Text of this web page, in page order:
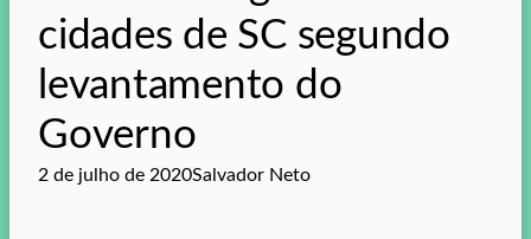
cidades de SC segundo
levantamento do
Governo
2 de julho de 2020Salvador Neto